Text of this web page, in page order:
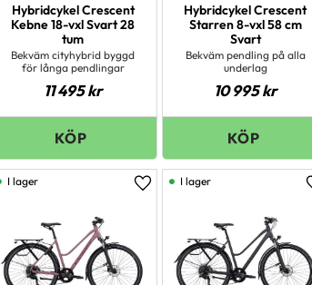
Hybridcykel Crescent
Kebne 18-vxl Svart 28
tum
Bekväm cityhybrid byggd
för långa pendlingar
11 495kr
Hybridcykel Crescent
Starren 8-vxl 58 cm
Svart
Bekväm pendling på alla
underlag
10 995kr
till i favoriter Lägg till i favoriter
I lager I lager